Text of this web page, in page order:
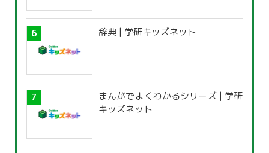
辞典 | 学研キッズネット
まんがでよくわかるシリーズ | 学研
キッズネット